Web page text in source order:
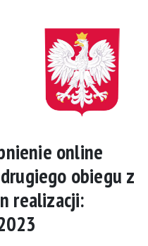
online
obiegu z
realizacji: